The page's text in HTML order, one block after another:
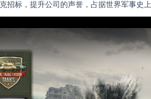
招标，提升公司的声誉，占据世界军事史上